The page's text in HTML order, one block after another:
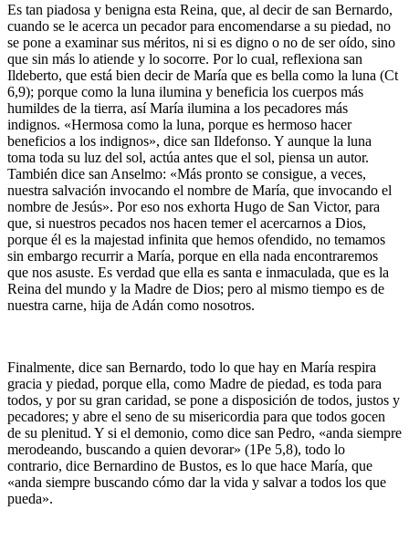
Es tan piadosa y benigna esta Reina, que, al decir de san Bernardo,
cuando se le acerca un pecador para encomendarse a su piedad, no
se pone a examinar sus méritos, ni si es digno o no de ser oído, sino
que sin más lo atiende y lo socorre. Por lo cual, reflexiona san
Ildeberto, que está bien decir de María que es bella como la luna (Ct
6,9); porque como la luna ilumina y beneficia los cuerpos más
humildes de la tierra, así María ilumina a los pecadores más
indignos. «Hermosa como la luna, porque es hermoso hacer
beneficios a los indignos», dice san Ildefonso. Y aunque la luna
toma toda su luz del sol, actúa antes que el sol, piensa un autor.
También dice san Anselmo: «Más pronto se consigue, a veces,
nuestra salvación invocando el nombre de María, que invocando el
nombre de Jesús». Por eso nos exhorta Hugo de San Victor, para
que, si nuestros pecados nos hacen temer el acercarnos a Dios,
porque él es la majestad infinita que hemos ofendido, no temamos
sin embargo recurrir a María, porque en ella nada encontraremos
que nos asuste. Es verdad que ella es santa e inmaculada, que es la
Reina del mundo y la Madre de Dios; pero al mismo tiempo es de
nuestra carne, hija de Adán como nosotros.
Finalmente, dice san Bernardo, todo lo que hay en María respira
gracia y piedad, porque ella, como Madre de piedad, es toda para
todos, y por su gran caridad, se pone a disposición de todos, justos y
pecadores; y abre el seno de su misericordia para que todos gocen
de su plenitud. Y si el demonio, como dice san Pedro, «anda siempre
merodeando, buscando a quien devorar» (1Pe 5,8), todo lo
contrario, dice Bernardino de Bustos, es lo que hace María, que
«anda siempre buscando cómo dar la vida y salvar a todos los que
pueda».